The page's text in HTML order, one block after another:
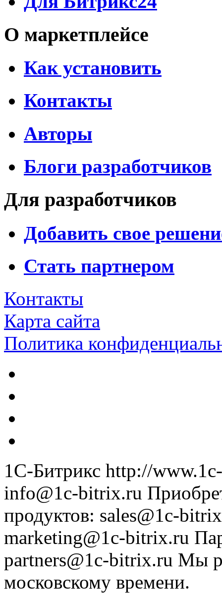
О маркетплейсе
Как установить
Контакты
Авторы
Блоги разработчиков
Для разработчиков
Добавить свое
Стать партнером
Контакты
Карта сайта
Политика
1С-Битрикс http://
info@1c-bitrix.ru
продуктов: sales@1c-
marketing@1c-bitrix.ru
partners@1c-bitrix.ru Мы
московскому времени.